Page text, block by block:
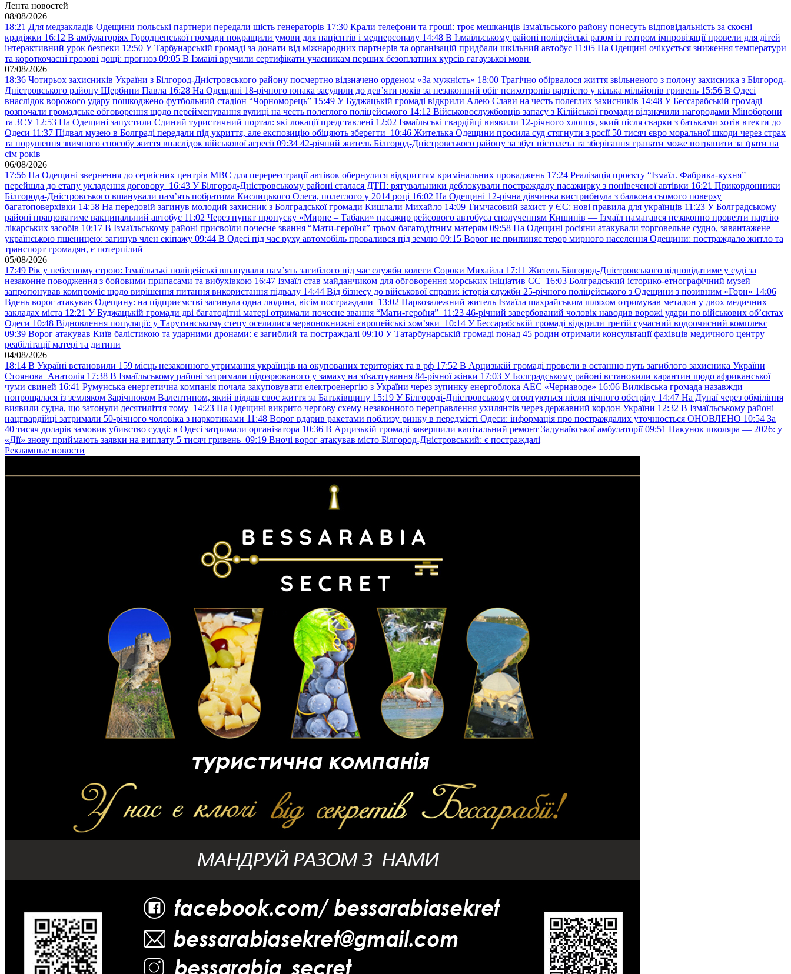
Лента новостей
08/08/2026
18:21 Для медзакладів Одещини польські партнери передали шість генераторів 17:30 Крали телефони та гроші: троє мешканців Ізмаїльського району понесуть відповідальність за скоєні
крадіжки 16:12 В амбулаторіях Городненської громади покращили умови для пацієнтів і медперсоналу 14:48 В Ізмаїльському районі поліцейські разом із театром імпровізації провели для дітей
інтерактивний урок безпеки 12:50 У Тарбунарській громаді за донати від міжнародних партнерів та організацій придбали шкільний автобус 11:05 На Одещині очікується зниження температури
та короткочасні грозові дощі: прогноз 09:05 В Ізмаїлі вручили сертифікати учасникам перших безоплатних курсів гагаузької мови
07/08/2026
18:36 Чотирьох захисників України з Білгород-Дністровського району посмертно відзначено орденом «За мужність» 18:00 Трагічно обірвалося життя звільненого з полону захисника з Білгород-
Дністровського району Щербини Павла 16:28 На Одещині 18-річного юнака засудили до дев’яти років за незаконний обіг психотропів вартістю у кілька мільйонів гривень 15:56 В Одесі
внаслідок ворожого удару пошкоджено футбольний стадіон “Чорноморець” 15:49 У Буджацькій громаді відкрили Алею Слави на честь полеглих захисників 14:48 У Бессарабській громаді
розпочали громадське обговорення щодо перейменування вулиці на честь полеглого поліцейського 14:12 Військовослужбовців запасу з Кілійської громади відзначили нагородами Міноборони
та ЗСУ 12:53 На Одещині запустили Єдиний туристичний портал: які локації представлені 12:02 Ізмаїльські гвардійці виявили 12-річного хлопця, який після сварки з батьками хотів втекти до
Одеси 11:37 Підвал музею в Болграді передали під укриття, але експозицію обіцяють зберегти 10:46 Жителька Одещини просила суд стягнути з росії 50 тисяч євро моральної шкоди через страх
та порушення звичного способу життя внаслідок військової агресії 09:34 42-річний житель Білгород-Дністровського району за збут пістолета та зберігання гранати може потрапити за ґрати на
сім років
06/08/2026
17:56 На Одещині звернення до сервісних центрів МВС для перереєстрації автівок обернулися відкриттям кримінальних проваджень 17:24 Реалізація проєкту “Ізмаїл. Фабрика-кухня”
перейшла до етапу укладення договору 16:43 У Білгород-Дністровському районі сталася ДТП: рятувальники деблокували постраждалу пасажирку з понівеченої автівки 16:21 Прикордонники
Білгорода-Дністровського вшанували пам’ять побратима Кислицького Олега, полеглого у 2014 році 16:02 На Одещині 12-річна дівчинка вистрибнула з балкона сьомого поверху
багатоповерхівки 14:58 На передовій загинув молодий захисник з Болградської громади Кишлали Михайло 14:09 Тимчасовий захист у ЄС: нові правила для українців 11:23 У Болградському
районі працюватиме вакцинальний автобус 11:02 Через пункт пропуску «Мирне – Табаки» пасажир рейсового автобуса сполученням Кишинів — Ізмаїл намагався незаконно провезти партію
лікарських засобів 10:17 В Ізмаїльському районі присвоїли почесне звання “Мати-героїня” трьом багатодітним матерям 09:58 На Одещині росіяни атакували торговельне судно, завантажене
українською пшеницею: загинув член екіпажу 09:44 В Одесі під час руху автомобіль провалився під землю 09:15 Ворог не припиняє терор мирного населення Одещини: постраждало житло та
транспорт громадян, є потерпілий
05/08/2026
17:49 Рік у небесному строю: Ізмаїльські поліцейські вшанували пам’ять загиблого під час служби колеги Сороки Михайла 17:11 Житель Білгород-Дністровського відповідатиме у суді за
незаконне поводження з бойовими припасами та вибухівкою 16:47 Ізмаїл став майданчиком для обговорення морських ініціатив ЄС 16:03 Болградський історико-етнографічний музей
запропонував компроміс щодо вирішення питання використання підвалу 14:44 Від бізнесу до військової справи: історія служби 25-річного поліцейського з Одещини з позивним «Горн» 14:06
Вдень ворог атакував Одещину: на підприємстві загинула одна людина, вісім постраждали 13:02 Наркозалежний житель Ізмаїла шахрайським шляхом отримував метадон у двох медичних
закладах міста 12:21 У Буджацькій громади дві багатодітні матері отримали почесне звання “Мати-героїня” 11:23 46-річний завербований чоловік наводив ворожі удари по військових обʼєктах
Одеси 10:48 Відновлення популяції: у Тарутинському степу оселилися червонокнижні європейські хом’яки 10:14 У Бессарабській громаді відкрили третій сучасний водоочисний комплекс
09:39 Ворог атакував Київ балістикою та ударними дронами: є загиблий та постраждалі 09:10 У Татарбунарській громаді понад 45 родин отримали консультації фахівців медичного центру
реабілітації матері та дитини
04/08/2026
18:14 В Україні встановили 159 місць незаконного утримання українців на окупованих територіях та в рф 17:52 В Арцизькій громаді провели в останню путь загиблого захисника України
Стоянова Анатолія 17:38 В Ізмаїльському районі затримали підозрюваного у замаху на зґвалтування 84-річної жінки 17:03 У Болградському районі встановили карантин щодо африканської
чуми свиней 16:41 Румунська енергетична компанія почала закуповувати електроенергію з України через зупинку енергоблока АЕС «Чернаводе» 16:06 Вилківська громада назавжди
попрощалася із земляком Зарічнюком Валентином, який віддав своє життя за Батьківщину 15:19 У Білгороді-Дністровському оговтуються після нічного обстрілу 14:47 На Дунаї через обміління
виявили судна, що затонули десятиліття тому 14:23 На Одещині викрито чергову схему незаконного переправлення ухилянтів через державний кордон України 12:32 В Ізмаїльському районі
нацгвардійці затримали 50-річного чоловіка з наркотиками 11:48 Ворог вдарив ракетами поблизу ринку в передмісті Одеси: інформація про постраждалих уточнюється ОНОВЛЕНО 10:54 За
40 тисяч доларів замовив убивство судді: в Одесі затримали організатора 10:36 В Арцизькій громаді завершили капітальний ремонт Задунаївської амбулаторії 09:51 Пакунок школяра — 2026: у
«Дії» знову приймають заявки на виплату 5 тисяч гривень 09:19 Вночі ворог атакував місто Білгород-Дністровський: є постраждалі
Рекламные новости